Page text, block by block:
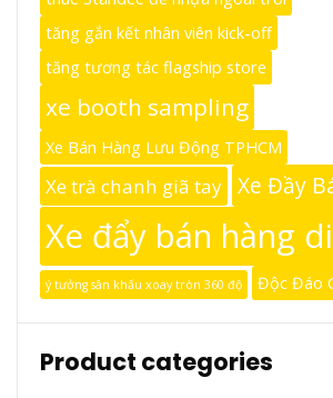
tăng gắn kết nhân viên kick-off
tăng tương tác flagship store
xe booth sampling
Xe Bán Hàng Lưu Động TPHCM
Xe trà chanh giã tay Xe Đầy
Xe đẩy bán hàng
ý tưởng sân khấu xoay tròn 360 độ Độc Đáo
Product categories